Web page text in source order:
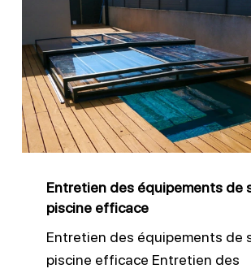
équipements
de
sécurité
piscine
efficace
Entretien des équipements de
piscine efficace
Entretien des équipements de
piscine efficace Entretien des